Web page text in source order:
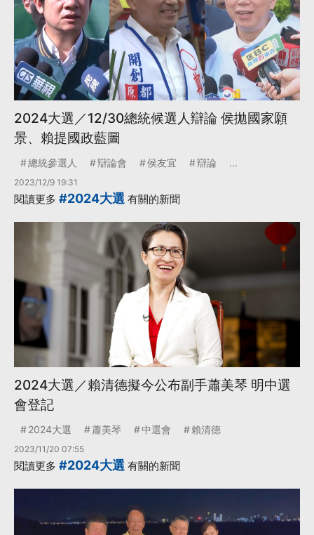
2024大選／12/30總統候選人辯論 侯拋國家願
景、賴提國政藍圖
總統參選人 辯論會 侯友宜 辯論 ...
2023/12/9 19:31
閱讀更多 #2024大選 有關的新聞
2024大選／賴清德擬今公布副手蕭美琴 明中選
會登記
2024大選 蕭美琴 中選會 賴清德
2023/11/20 07:55
閱讀更多 #2024大選 有關的新聞